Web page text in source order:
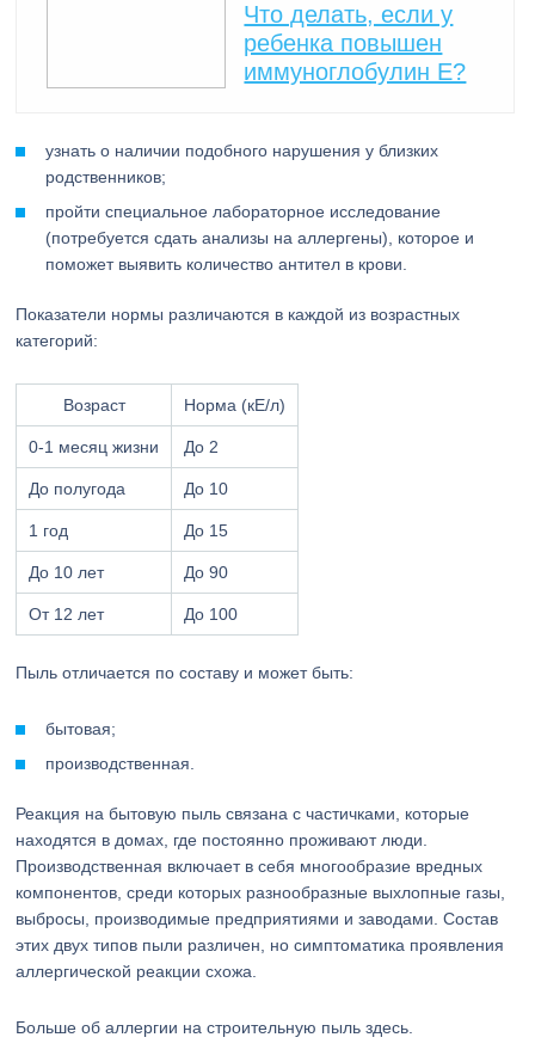
Что делать, если у
ребенка повышен
иммуноглобулин Е?
узнать о наличии подобного нарушения у близких
родственников;
пройти специальное лабораторное исследование
(потребуется сдать анализы на аллергены), которое и
поможет выявить количество антител в крови.
Показатели нормы различаются в каждой из возрастных
категорий:
Возраст Норма (кЕ/л)
0-1 месяц жизни До 2
До полугода До 10
1 год До 15
До 10 лет До 90
От 12 лет До 100
Пыль отличается по составу и может быть:
бытовая;
производственная.
Реакция на бытовую пыль связана с частичками, которые
находятся в домах, где постоянно проживают люди.
Производственная включает в себя многообразие вредных
компонентов, среди которых разнообразные выхлопные газы,
выбросы, производимые предприятиями и заводами. Состав
этих двух типов пыли различен, но симптоматика проявления
аллергической реакции схожа.
Больше об аллергии на строительную пыль здесь.